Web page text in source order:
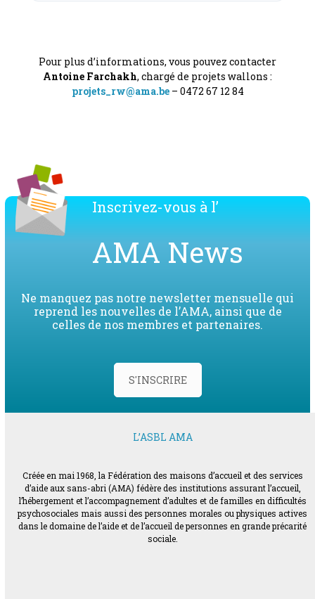
Pour plus d’informations, vous pouvez contacter
Antoine Farchakh, chargé de projets wallons :
projets_rw@ama.be– 0472 67 12 84
Inscrivez-vous à l’
AMA News
Ne manquez pas notre newsletter mensuelle qui
reprend les nouvelles de l’AMA, ainsi que de
celles de nos membres et partenaires.
S'INSCRIRE
L’ASBL AMA
Créée en mai 1968, la Fédération des maisons d’accueil et des services
d’aide aux sans-abri (AMA) fédère des institutions assurant l’accueil,
l’hébergement et l’accompagnement d’adultes et de familles en difficultés
psychosociales mais aussi des personnes morales ou physiques actives
dans le domaine de l’aide et de l’accueil de personnes en grande précarité
sociale.